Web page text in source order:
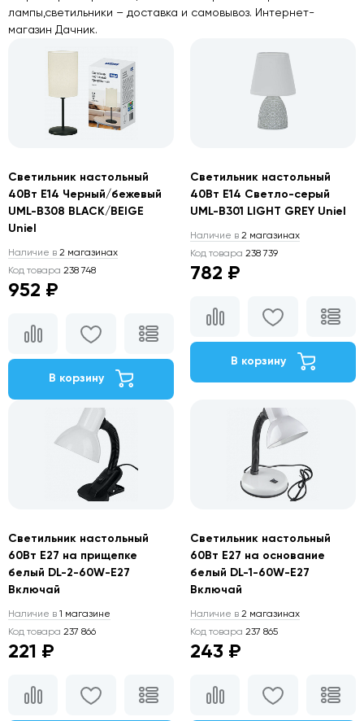
лампы,светильники – доставка и самовывоз. Интернет-
магазин Дачник.
Светильник настольный
40Вт E14 Черный/бежевый
UML-B308 BLACK/BEIGE
Uniel
Наличие в 2 магазинах
Код товара 238 748
952 ₽
В корзину
Светильник настольный
40Вт E14 Светло-серый
UML-B301 LIGHT GREY Uniel
Наличие в 2 магазинах
Код товара 238 739
782 ₽
В корзину
Светильник настольный
60Вт E27 на прищепке
белый DL-2-60W-E27
Включай
Наличие в 1 магазине
Код товара 237 866
221 ₽
Светильник настольный
60Вт E27 на основание
белый DL-1-60W-E27
Включай
Наличие в 2 магазинах
Код товара 237 865
243 ₽